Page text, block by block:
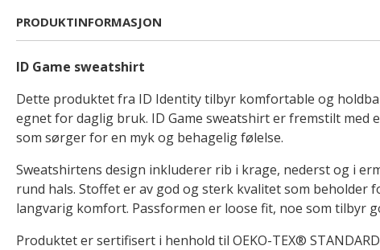
PRODUKTINFORMASJON
ID Game sweatshirt
Dette produktet fra ID Identity tilbyr komfortable og
egnet for daglig bruk. ID Game sweatshirt er fremstilt med
som sørger for en myk og behagelig følelse.
Sweatshirtens design inkluderer rib i krage, nederst og i
rund hals. Stoffet er av god og sterk kvalitet som beholder
langvarig komfort. Passformen er loose fit, noe som tilbyr
Produktet er sertifisert i henhold til OEKO-TEX®